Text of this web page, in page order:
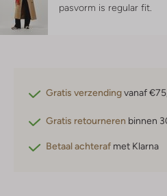
pasvorm is regular fit
Gratis verzendingvanaf
Gratis retourneren binnen
Betaal achteraf met Klarna